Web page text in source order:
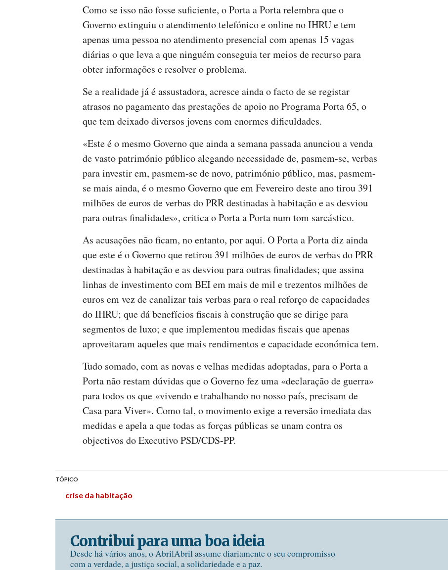
Como se isso não fosse suficiente, o Porta a Porta relembra que o
Governo extinguiu o atendimento telefónico e online no IHRU e tem
apenas uma pessoa no atendimento presencial com apenas 15 vagas
diárias o que leva a que ninguém conseguia ter meios de recurso para
obter informações e resolver o problema.
Se a realidade já é assustadora, acresce ainda o facto de se registar
atrasos no pagamento das prestações de apoio no Programa Porta 65, o
que tem deixado diversos jovens com enormes dificuldades.
«Este é o mesmo Governo que ainda a semana passada anunciou a venda
de vasto património público alegando necessidade de, pasmem-se, verbas
para investir em, pasmem-se de novo, património público, mas, pasmem-
se mais ainda, é o mesmo Governo que em Fevereiro deste ano tirou 391
milhões de euros de verbas do PRR destinadas à habitação e as desviou
para outras finalidades», critica o Porta a Porta num tom sarcástico.
As acusações não ficam, no entanto, por aqui. O Porta a Porta diz ainda
que este é o Governo que retirou 391 milhões de euros de verbas do PRR
destinadas à habitação e as desviou para outras finalidades; que assina
linhas de investimento com BEI em mais de mil e trezentos milhões de
euros em vez de canalizar tais verbas para o real reforço de capacidades
do IHRU; que dá benefícios fiscais à construção que se dirige para
segmentos de luxo; e que implementou medidas fiscais que apenas
aproveitaram aqueles que mais rendimentos e capacidade económica tem.
Tudo somado, com as novas e velhas medidas adoptadas, para o Porta a
Porta não restam dúvidas que o Governo fez uma «declaração de guerra»
para todos os que «vivendo e trabalhando no nosso país, precisam de
Casa para Viver». Como tal, o movimento exige a reversão imediata das
medidas e apela a que todas as forças públicas se unam contra os
objectivos do Executivo PSD/CDS-PP.
TÓPICO
crise da habitação
Contribui para uma boa ideia
Desde há vários anos, o AbrilAbril assume diariamente o seu compromisso
com a verdade, a justiça social, a solidariedade e a paz.